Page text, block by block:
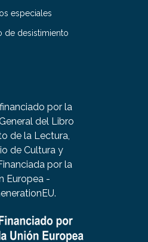
especiales
de desistimiento
por la
del Libro
de la Lectura,
de Cultura y
por la
Europea -